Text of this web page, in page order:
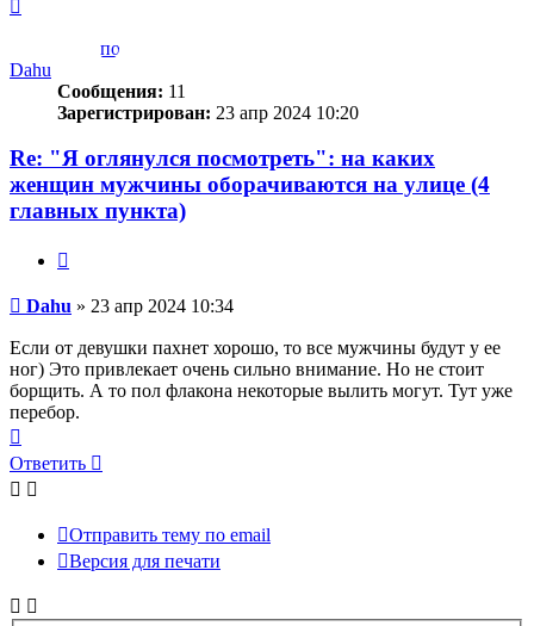
Dahu
Сообщения: 11
Зарегистрирован: 23 апр 2024 10:20
Re: "Я оглянулся посмотреть": на каких
женщин мужчины оборачиваются на улице (4
главных пункта)
Сообщение
Dahu » 23 апр 2024 10:34
Если от девушки пахнет хорошо, то все мужчины будут у ее
ног) Это привлекает очень сильно внимание. Но не стоит
борщить. А то пол флакона некоторые вылить могут. Тут уже
перебор.
к
началу
Ответить
Отправить тему по email
Версия для печати